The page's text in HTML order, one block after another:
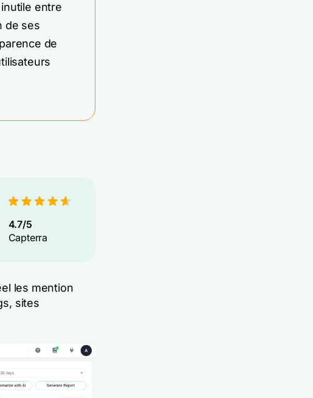
entre
de ses
de
4.7/5
Capterra
les mention
sites